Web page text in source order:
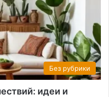
Без рубрики
идеи и